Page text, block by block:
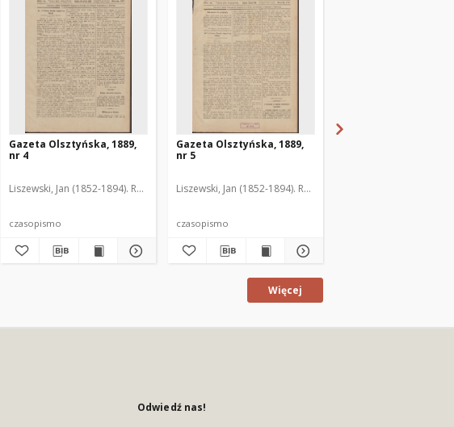
Gazeta Olsztyńska, 1889,
nr 4
Liszewski, Jan (1852-1894). Red.
czasopismo
Gazeta Olsztyńska, 1889,
nr 5
Liszewski, Jan (1852-1894). Red.
czasopismo
Więcej
Odwiedź nas!